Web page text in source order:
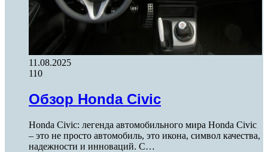
11.08.2025
110
Обзор Honda Civic
Honda Civic: легенда автомобильного мира Honda Civic
– это не просто автомобиль, это икона, символ качества,
надежности и инноваций. С…